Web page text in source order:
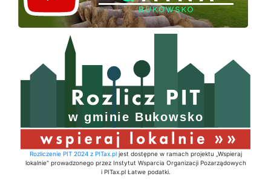
Rozliczenie PIT 2024 z PITax.pljest dostępne w ramach projektu „Wspieraj
lokalnie" prowadzonego przez Instytut Wsparcia Organizacji Pozarządowych
i PITax.pl Łatwe podatki.